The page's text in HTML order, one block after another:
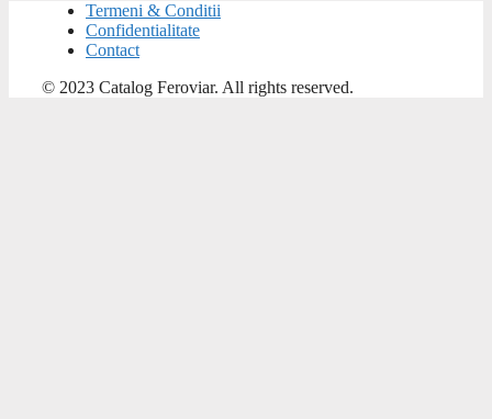
Termeni & Conditii
Confidentialitate
Contact
© 2023 Catalog Feroviar. All rights reserved.